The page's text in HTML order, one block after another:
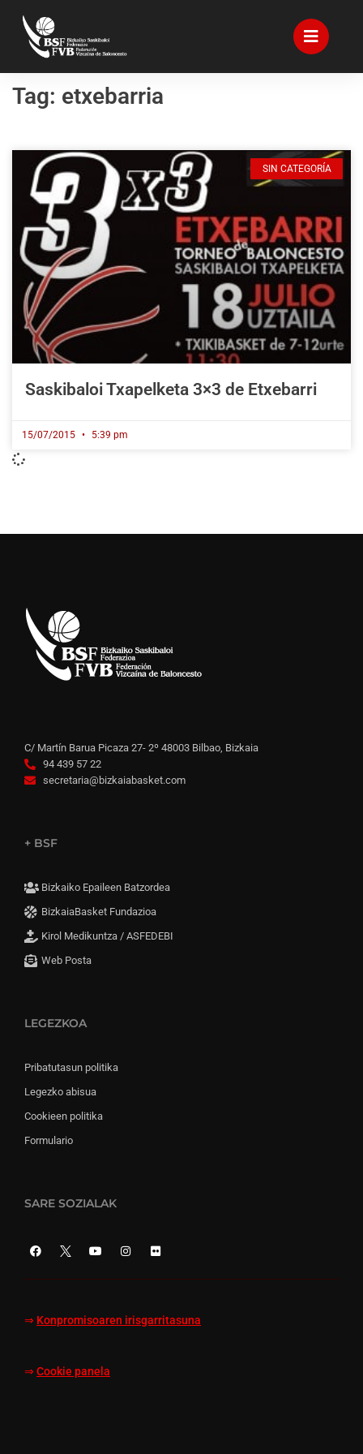
Tag: etxebarria
SIN CATEGORÍA
Saskibaloi Txapelketa 3×3 de Etxebarri
15/07/2015 5:39 pm
C/ Martín Barua Picaza 27- 2º 48003 Bilbao, Bizkaia
94 439 57 22
secretaria@bizkaiabasket.com
+ BSF
Bizkaiko Epaileen Batzordea
BizkaiaBasket Fundazioa
Kirol Medikuntza / ASFEDEBI
Web Posta
LEGEZKOA
Pribatutasun politika
Legezko abisua
Cookieen politika
Formulario
SARE SOZIALAK
⇒ Konpromisoaren irisgarritasuna
⇒ Cookie panela